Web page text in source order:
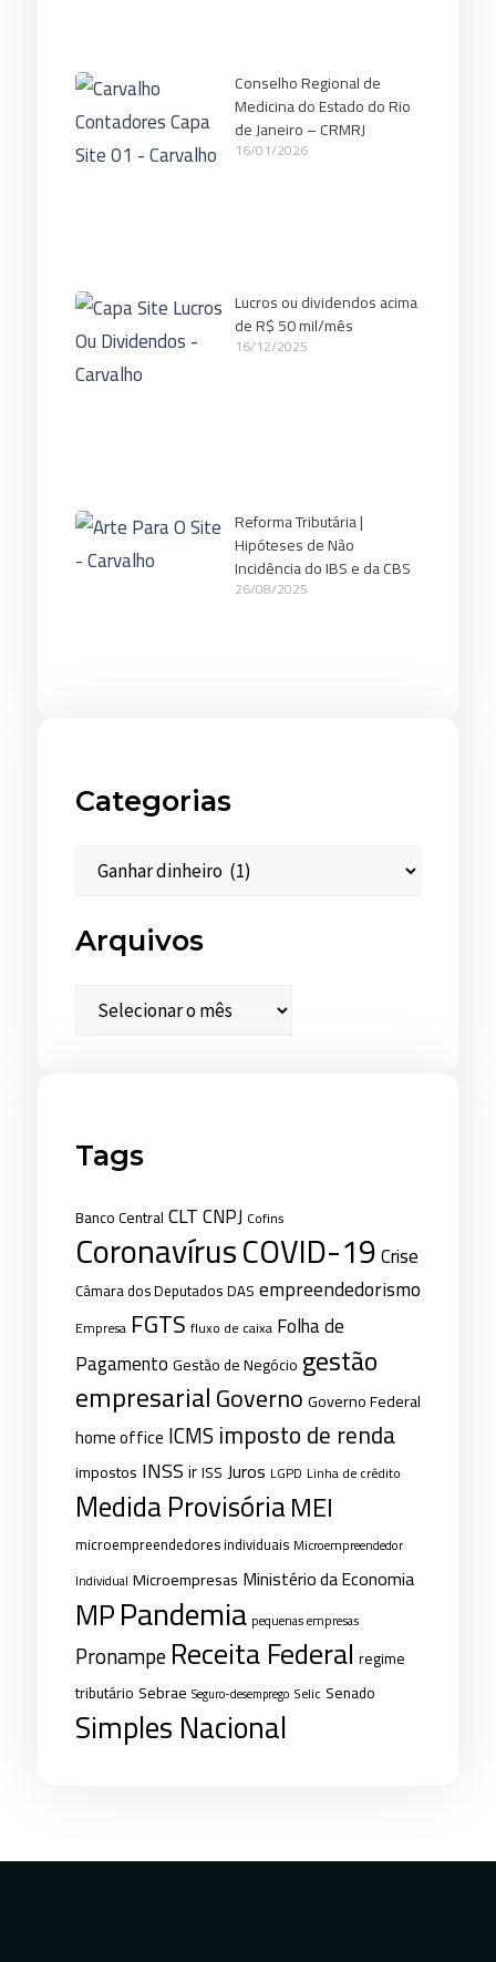
Conselho Regional de
Medicina do Estado do Rio
de Janeiro – CRMRJ
16/01/2026
Lucros ou dividendos acima
de R$ 50 mil/mês
16/12/2025
Reforma Tributária |
Hipóteses de Não
Incidência do IBS e da CBS
26/08/2025
Categorias
Arquivos
Tags
Banco CentralCLTCNPJ Cofins
CoronavírusCOVID-19Crise
Câmara dos DeputadosDAS empreendedorismo
Empresa FGTS fluxo de caixa Folha de
PagamentoGestão de Negócio gestão
empresarialGovernoGoverno Federal
home office ICMSimposto de renda
impostos INSSirISS Juros LGPD Linha de crédito
Medida ProvisóriaMEI
microempreendedores individuais Microempreendedor
Individual Microempresas Ministério da Economia
MPPandemia pequenas empresas
PronampeReceita Federal regime
tributárioSebrae Seguro-desemprego Selic Senado
Simples Nacional